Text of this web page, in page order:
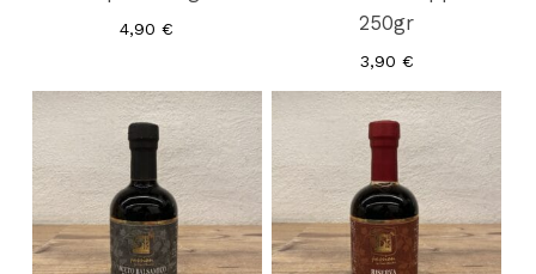
4,90€
250gr
3,90 €